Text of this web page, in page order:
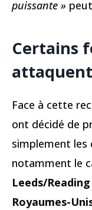
puissante »
Certains
Face à cette
ont décidé de
simplement les
notamment le
Leeds/Reading
Royaumes-